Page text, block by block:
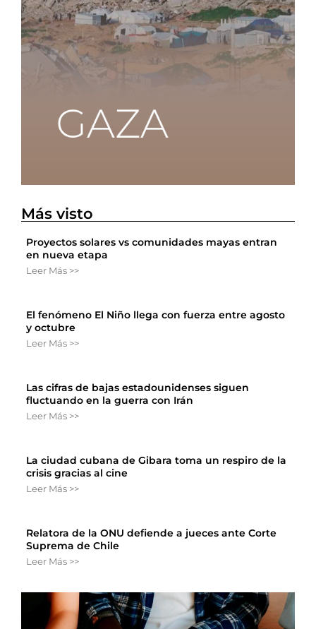
Más visto
Proyectos solares vs comunidades mayas entran
en nueva etapa
Leer Más >>
El fenómeno El Niño llega con fuerza entre agosto
y octubre
Leer Más >>
Las cifras de bajas estadounidenses siguen
fluctuando en la guerra con Irán
Leer Más >>
La ciudad cubana de Gibara toma un respiro de la
crisis gracias al cine
Leer Más >>
Relatora de la ONU defiende a jueces ante Corte
Suprema de Chile
Leer Más >>